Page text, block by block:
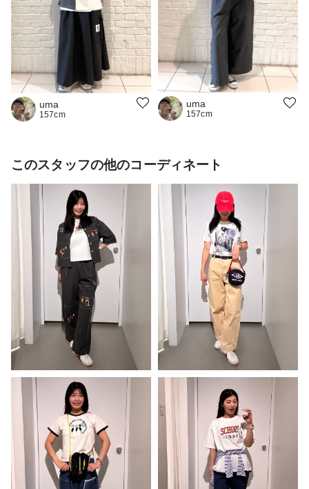
uma
157cm
uma
157cm
このスタッフの他のコーディネート